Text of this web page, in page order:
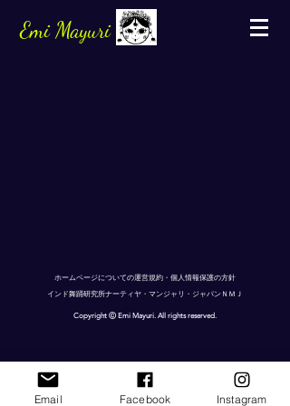
Emi Mayuri
ホームページについての運営規約・個人情報保護の方針
インド舞踊研究所ナーティヤ・マンジャリ・ジャパンＮＭＪ
Copyright Ⓒ Emi Mayuri. All rights reserved.
Email Facebook Instagram